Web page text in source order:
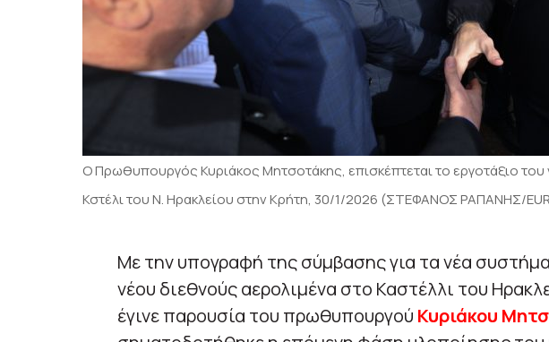
Ο Πρωθυπουργός Κυριάκος Μητσοτάκης, επισκέπτεται το εργοτάξιο
Κστέλι του Ν. Ηρακλείου στην Κρήτη, 30/1/2026 (ΣΤΕΦΑΝΟΣ ΡΑΠΑΝΗΣ/
Με την υπογραφή της σύμβασης για τα νέα
νέου διεθνούς αερολιμένα στο Καστέλλι του
έγινε παρουσία του πρωθυπουργού Κυριάκου